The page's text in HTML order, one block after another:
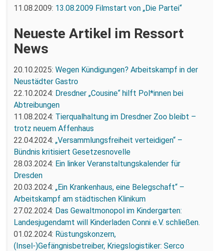
11.08.2009: 13.08.2009 Filmstart von „Die Partei“
Neueste Artikel im Ressort
News
20.10.2025: Wegen Kündigungen? Arbeitskampf in der
Neustädter Gastro
22.10.2024: Dresdner „Cousine“ hilft Pol*innen bei
Abtreibungen
11.08.2024: Tierqualhaltung im Dresdner Zoo bleibt –
trotz neuem Affenhaus
22.04.2024: „Versammlungsfreiheit verteidigen“ –
Bündnis kritisiert Gesetzesnovelle
28.03.2024: Ein linker Veranstaltungskalender für
Dresden
20.03.2024: „Ein Krankenhaus, eine Belegschaft“ –
Arbeitskampf am städtischen Klinikum
27.02.2024: Das Gewaltmonopol im Kindergarten:
Landesjugendamt will Kinderladen Conni e.V. schließen.
01.02.2024: Rüstungskonzern,
(Insel-)Gefängnisbetreiber, Kriegslogistiker: Serco